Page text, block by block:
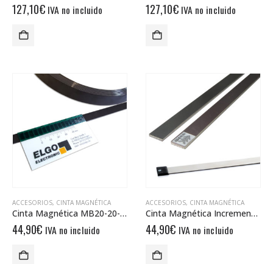
127,10€ IVA no incluido 127,10€ IVA no incluido
ACCESORIOS, CINTA MAGNÉTICA
Cinta Magnética MB20-20-10-1-R
44,90€ IVA no incluido
ACCESORIOS, CINTA MAGNÉTICA
Cinta Magnética Incremental MB20-25
44,90€ IVA no incluido